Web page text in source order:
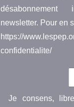
newsletter. Pour en
https://
confidentialite/
Je consens,